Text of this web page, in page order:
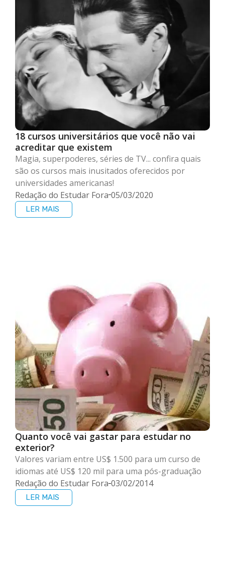
18 cursos universitários que você não vai
acreditar que existem
Magia, superpoderes, séries de TV... confira quais
são os cursos mais inusitados oferecidos por
universidades americanas!
Redação do Estudar Fora 05/03/2020
LER MAIS
Quanto você vai gastar para estudar no
exterior?
Valores variam entre US$ 1.500 para um curso de
idiomas até US$ 120 mil para uma pós-graduação
Redação do Estudar Fora 03/02/2014
LER MAIS